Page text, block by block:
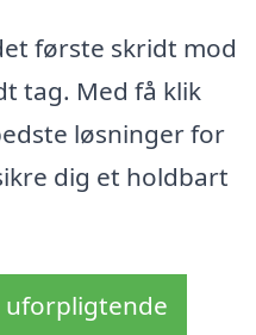
første skridt mod
tag. Med få klik
løsninger for
dig et holdbart
uforpligtende